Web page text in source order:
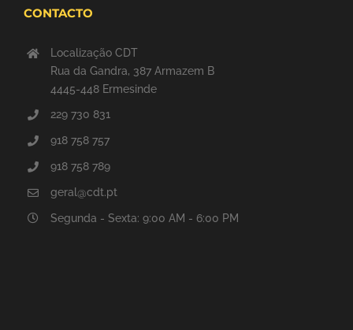
CONTACTO
Localização CDT
Rua da Gandra, 387 Armazem B
4445-448 Ermesinde
229 730 831
918 758 757
918 758 789
geral@cdt.pt
Segunda - Sexta: 9:00 AM - 6:00 PM